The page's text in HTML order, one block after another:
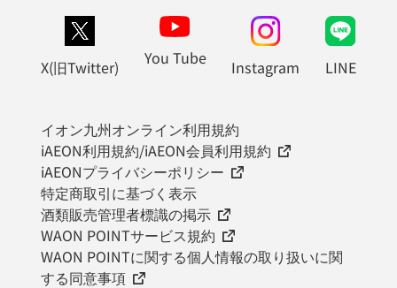
X(旧Twitter) You Tube Instagram LINE
イオン九州オンライン利用規約
iAEON利用規約/iAEON会員利用規約
iAEONプライバシーポリシー
特定商取引に基づく表示
酒類販売管理者標識の掲示
WAON POINTサービス規約
WAON POINTに関する個人情報の取り扱いに関
する同意事項